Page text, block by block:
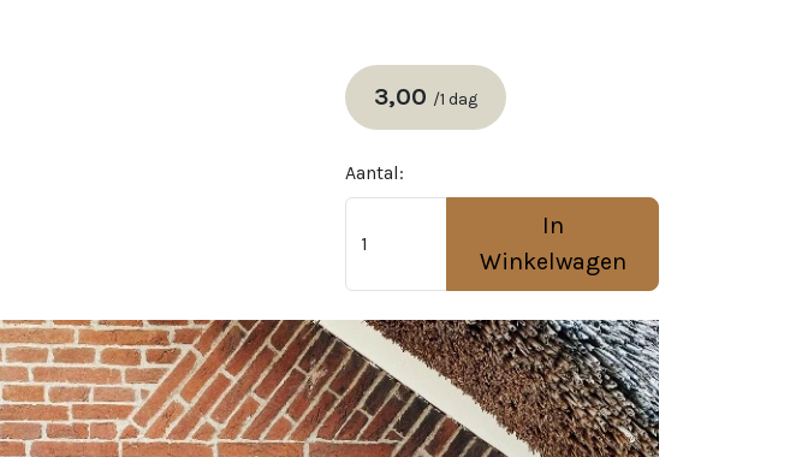
3,00 /1 dag
Aantal:
In
Winkelwagen